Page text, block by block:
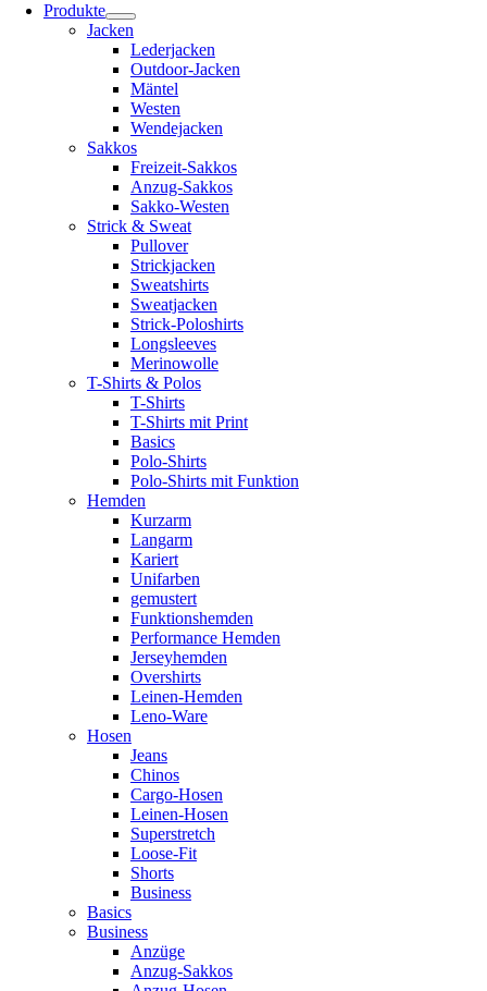
Produkte
Jacken
Lederjacken
Outdoor-Jacken
Mäntel
Westen
Wendejacken
Sakkos
Freizeit-Sakkos
Anzug-Sakkos
Sakko-Westen
Strick & Sweat
Pullover
Strickjacken
Sweatshirts
Sweatjacken
Strick-Poloshirts
Longsleeves
Merinowolle
T-Shirts & Polos
T-Shirts
T-Shirts mit Print
Basics
Polo-Shirts
Polo-Shirts mit Funktion
Hemden
Kurzarm
Langarm
Kariert
Unifarben
gemustert
Funktionshemden
Performance Hemden
Jerseyhemden
Overshirts
Leinen-Hemden
Leno-Ware
Hosen
Jeans
Chinos
Cargo-Hosen
Leinen-Hosen
Superstretch
Loose-Fit
Shorts
Business
Basics
Business
Anzüge
Anzug-Sakkos